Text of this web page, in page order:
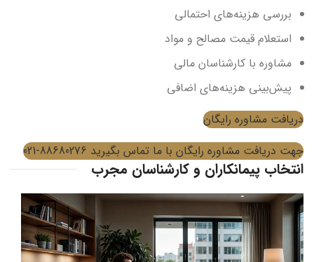
بررسی هزینه‌های احتمالی
استعلام قیمت مصالح و مواد
مشاوره با کارشناسان مالی
پیش‌بینی هزینه‌های اضافی
دریافت مشاوره رایگان
جهت دریافت مشاوره رایگان با ما تماس بگیرید 88680276-021
انتخاب پیمانکاران و کارشناسان مجرب